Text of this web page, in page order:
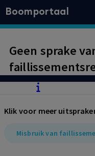
Boomportaal
Geen sprake
werknemers de
faillissement
Klik voor meer
Misbruik van